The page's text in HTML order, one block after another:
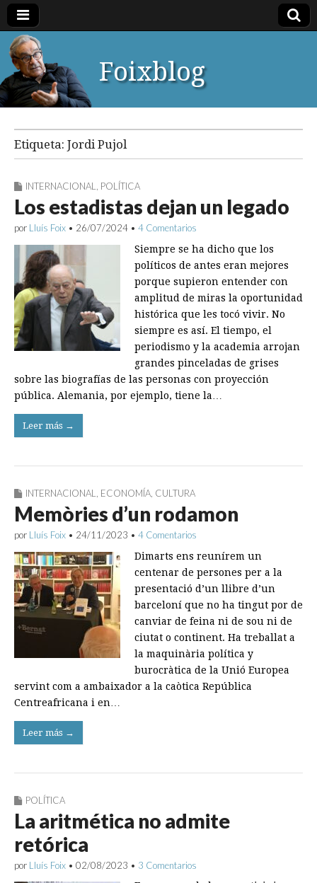
Foixblog
Etiqueta: Jordi Pujol
INTERNACIONAL POLÍTICA
Los estadistas dejan un legado
por Lluís Foix • 26/07/2024 • 4 Comentarios
Siempre se ha dicho que los
políticos de antes eran mejores
porque supieron entender con
amplitud de miras la oportunidad
histórica que les tocó vivir. No
siempre es así. El tiempo, el
periodismo y la academia arrojan
grandes pinceladas de grises
sobre las biografías de las personas con proyección
pública. Alemania, por ejemplo, tiene la…
Leer más →
INTERNACIONAL ECONOMÍA CULTURA
Memòries d’un rodamon
por Lluís Foix • 24/11/2023 • 4 Comentarios
Dimarts ens reunírem un
centenar de persones per a la
presentació d’un llibre d’un
barceloní que no ha tingut por de
canviar de feina ni de sou ni de
ciutat o continent. Ha treballat a
la maquinària política y
burocràtica de la Unió Europea
servint com a ambaixador a la caòtica República
Centreafricana i en…
Leer más →
POLÍTICA
La aritmética no admite
retórica
por Lluís Foix • 02/08/2023 • 3 Comentarios